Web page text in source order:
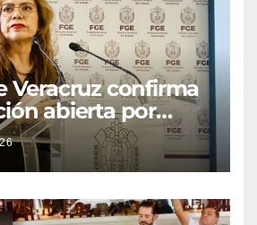
Veracruz confirma
abierta por
periodista
esperan
de un alcalde